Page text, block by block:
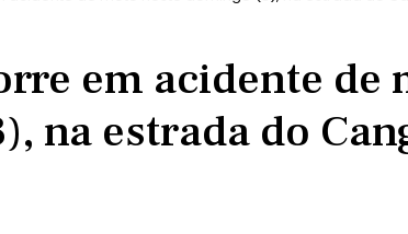
em acidente de
na estrada do